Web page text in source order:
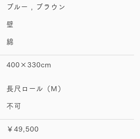
ブルー , ブラウン
壁
綿
400×330cm
長尺ロール（M）
不可
￥49,500